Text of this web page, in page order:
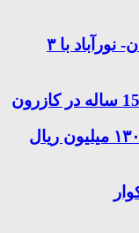
واژگونی پژو۲۰۶ در جاده بابامیدان- نورآباد با ۳
توقیف خودروی ام‌وی‌ام X33 با ۱۳۰ میلیون ریال